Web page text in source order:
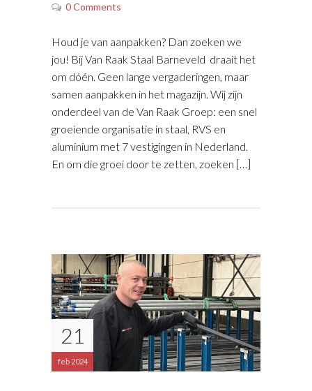
0 Comments
Houd je van aanpakken? Dan zoeken we
jou! Bij Van Raak Staal Barneveld draait het
om dóén. Geen lange vergaderingen, maar
samen aanpakken in het magazijn. Wij zijn
onderdeel van de Van Raak Groep: een snel
groeiende organisatie in staal, RVS en
aluminium met 7 vestigingen in Nederland.
En om die groei door te zetten, zoeken […]
21
feb 2024